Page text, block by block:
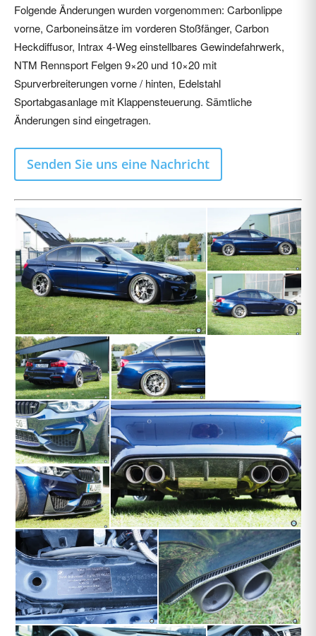
Folgende Änderungen wurden vorgenommen: Carbonlippe
vorne, Carboneinsätze im vorderen Stoßfänger, Carbon
Heckdiffusor, Intrax 4-Weg einstellbares Gewindefahrwerk,
NTM Rennsport Felgen 9×20 und 10×20 mit
Spurverbreiterungen vorne / hinten, Edelstahl
Sportabgasanlage mit Klappensteuerung. Sämtliche
Änderungen sind eingetragen.
Senden Sie uns eine Nachricht